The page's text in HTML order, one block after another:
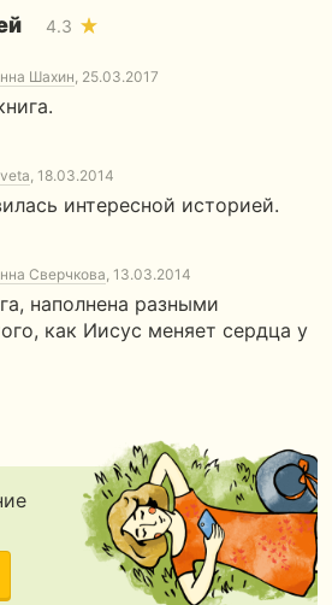
4.3
Шахин, 25.03.2017
, 18.03.2014
интересной историей.
Сверчкова, 13.03.2014
наполнена разными
как Иисус меняет сердца у